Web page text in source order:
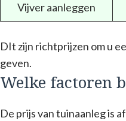
Vijver aanleggen
DIt zijn richtprijzen om u
geven.
Welke factoren
De prijs van tuinaanleg is